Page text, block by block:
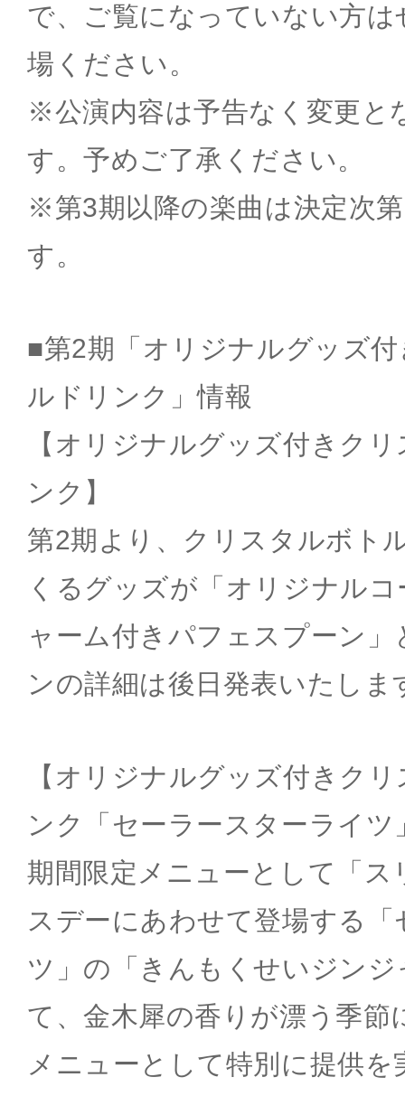
で、ご覧になっていない方
場ください。
※公演内容は予告なく変更と
す。予めご了承ください。
※第3期以降の楽曲は決定次
す。
■第2期「オリジナルグッズ
ルドリンク」情報
【オリジナルグッズ付きク
ンク】
第2期より、クリスタルボト
くるグッズが「オリジナル
ャーム付きパフェスプーン
ンの詳細は後日発表いたしま
【オリジナルグッズ付きク
ンク「セーラースターライツ
期間限定メニューとして「ス
スデーにあわせて登場する
ツ」の「きんもくせいジン
て、金木犀の香りが漂う季節
メニューとして特別に提供